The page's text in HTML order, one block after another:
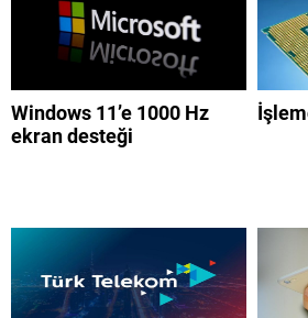
Windows 11’e 1000 Hz
ekran desteği